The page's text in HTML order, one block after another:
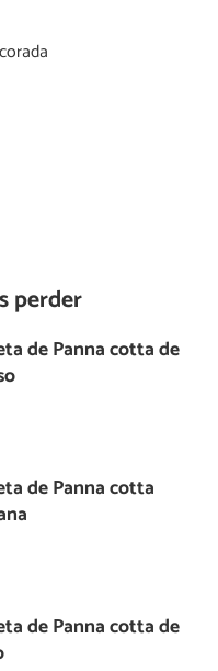
perder
de Panna cotta de
de Panna cotta
de Panna cotta de